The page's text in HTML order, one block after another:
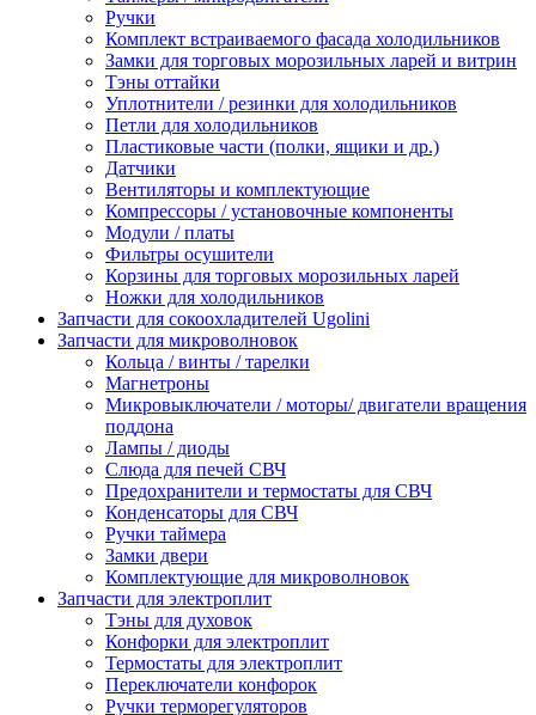
Ручки
Комплект встраиваемого фасада холодильников
Замки для торговых морозильных ларей и витрин
Тэны оттайки
Уплотнители / резинки для холодильников
Петли для холодильников
Пластиковые части (полки, ящики и др.)
Датчики
Вентиляторы и комплектующие
Компрессоры / установочные компоненты
Модули / платы
Фильтры осушители
Корзины для торговых морозильных ларей
Ножки для холодильников
Запчасти для сокоохладителей Ugolini
Запчасти для микроволновок
Кольца / винты / тарелки
Магнетроны
Микровыключатели / моторы/ двигатели вращения
поддона
Лампы / диоды
Слюда для печей СВЧ
Предохранители и термостаты для СВЧ
Конденсаторы для СВЧ
Ручки таймера
Замки двери
Комплектующие для микроволновок
Запчасти для электроплит
Тэны для духовок
Конфорки для электроплит
Термостаты для электроплит
Переключатели конфорок
Ручки терморегуляторов